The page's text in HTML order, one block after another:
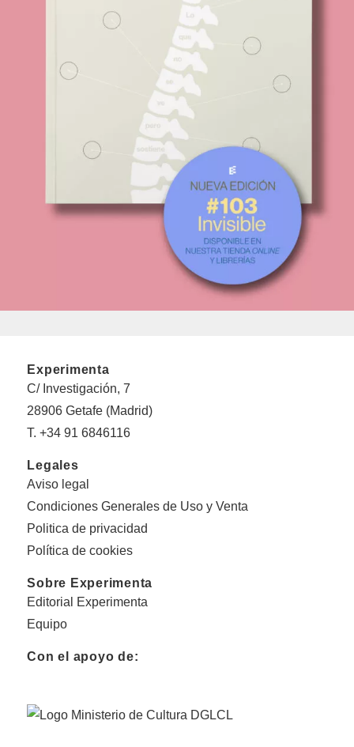
Experimenta
C/ Investigación, 7
28906 Getafe (Madrid)
T. +34 91 6846116
Legales
Aviso legal
Condiciones Generales de Uso y Venta
Politica de privacidad
Política de cookies
Sobre Experimenta
Editorial Experimenta
Equipo
Con el apoyo de: